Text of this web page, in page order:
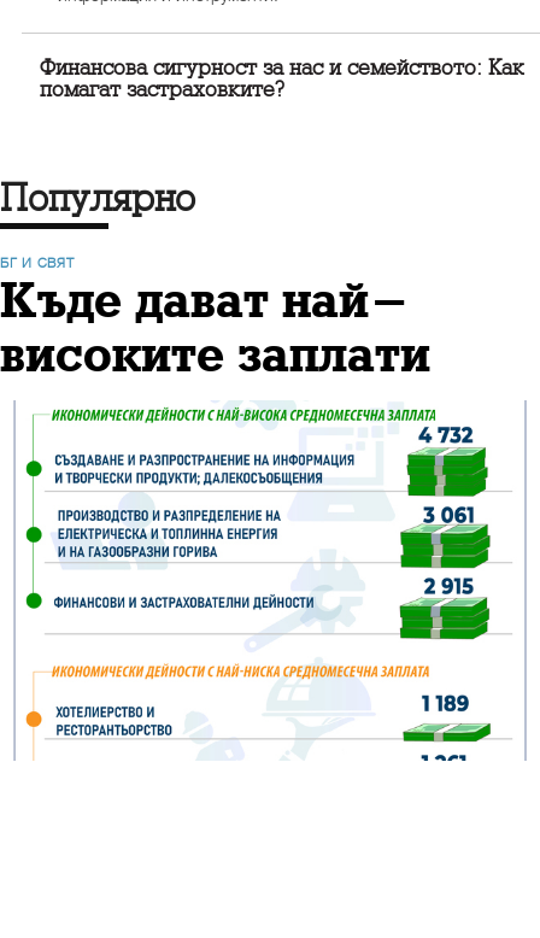
Финансова сигурност за нас и семейството: Как
помагат застраховките?
Популярно
БГ И СВЯТ
Къде дават най-
високите заплати